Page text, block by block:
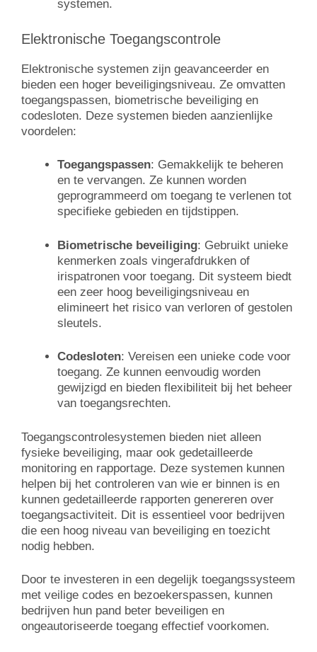
systemen.
Elektronische Toegangscontrole
Elektronische systemen zijn geavanceerder en
bieden een hoger beveiligingsniveau. Ze omvatten
toegangspassen, biometrische beveiliging en
codesloten. Deze systemen bieden aanzienlijke
voordelen:
Toegangspassen: Gemakkelijk te beheren
en te vervangen. Ze kunnen worden
geprogrammeerd om toegang te verlenen tot
specifieke gebieden en tijdstippen.
Biometrische beveiliging: Gebruikt unieke
kenmerken zoals vingerafdrukken of
irispatronen voor toegang. Dit systeem biedt
een zeer hoog beveiligingsniveau en
elimineert het risico van verloren of gestolen
sleutels.
Codesloten: Vereisen een unieke code voor
toegang. Ze kunnen eenvoudig worden
gewijzigd en bieden flexibiliteit bij het beheer
van toegangsrechten.
Toegangscontrolesystemen bieden niet alleen
fysieke beveiliging, maar ook gedetailleerde
monitoring en rapportage. Deze systemen kunnen
helpen bij het controleren van wie er binnen is en
kunnen gedetailleerde rapporten genereren over
toegangsactiviteit. Dit is essentieel voor bedrijven
die een hoog niveau van beveiliging en toezicht
nodig hebben.
Door te investeren in een degelijk toegangssysteem
met veilige codes en bezoekerspassen, kunnen
bedrijven hun pand beter beveiligen en
ongeautoriseerde toegang effectief voorkomen.